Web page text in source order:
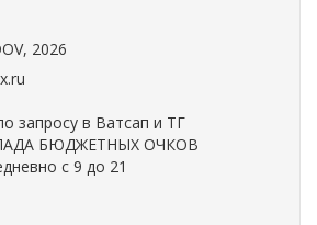
, 2026
в Ватсап и ТГ
БЮДЖЕТНЫХ ОЧКОВ
с 9 до 21